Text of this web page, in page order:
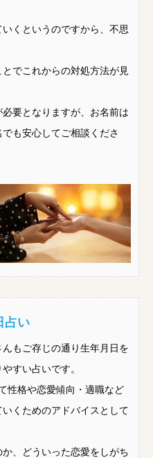
くというのですから、不思
でこれからの対処方法が見
要となりますが、お名前は
も安心してご相談くださ
占い
もご存じの通り生年月日を
すい占いです。
性格や恋愛傾向・適職など
くためのアドバイスとして
、どういった恋愛をしがち